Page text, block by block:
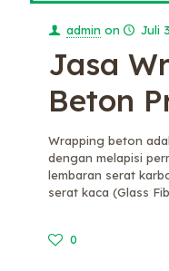
admin on Juli
Jasa
Beton
Wrapping beton
dengan melapisi
lembaran serat
serat kaca (Glass
0